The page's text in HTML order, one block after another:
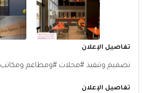
تفاصيل الإعلان
تصميم وتنفيذ #محلات #ومطاعم ومكاتب
تفاصيل الإعلان